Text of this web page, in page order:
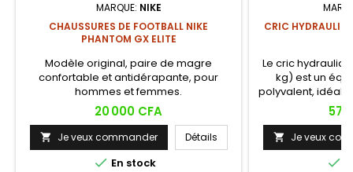
MARQUE: NIKE
CHAUSSURES DE FOOTBALL NIKE
PHANTOM GX ELITE
Modèle original, paire de magre
confortable et antidérapante, pour
hommes et femmes.
Prix
20 000 CFA
 Je veux commander Détails
 En stock
CRIC
Le cric
kg) est un
polyvalent, idéal
SUV et petits
système
fluide et
et des roues
Prix
57
 Je veux
